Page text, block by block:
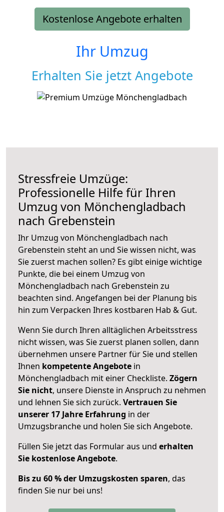
Kostenlose Angebote erhalten
Ihr Umzug
Erhalten Sie jetzt Angebote
Stressfreie Umzüge:
Professionelle Hilfe für Ihren
Umzug von Mönchengladbach
nach Grebenstein
Ihr Umzug von Mönchengladbach nach
Grebenstein steht an und Sie wissen nicht, was
Sie zuerst machen sollen? Es gibt einige wichtige
Punkte, die bei einem Umzug von
Mönchengladbach nach Grebenstein zu
beachten sind. Angefangen bei der Planung bis
hin zum Verpacken Ihres kostbaren Hab & Gut.
Wenn Sie durch Ihren alltäglichen Arbeitsstress
nicht wissen, was Sie zuerst planen sollen, dann
übernehmen unsere Partner für Sie und stellen
Ihnen kompetente Angebote in
Mönchengladbach mit einer Checkliste. Zögern
Sie nicht, unsere Dienste in Anspruch zu nehmen
und lehnen Sie sich zurück. Vertrauen Sie
unserer 17 Jahre Erfahrung in der
Umzugsbranche und holen Sie sich Angebote.
Füllen Sie jetzt das Formular aus und erhalten
Sie kostenlose Angebote.
Bis zu 60 % der Umzugskosten sparen, das
finden Sie nur bei uns!